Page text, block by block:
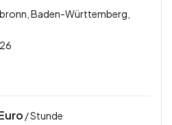
Baden-Württemberg,
/ Stunde